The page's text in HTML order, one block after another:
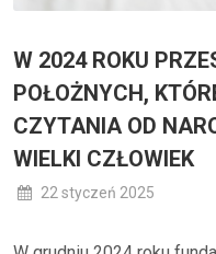
W 2024 ROKU
POŁOŻNYCH,
CZYTANIA OD
WIELKI CZŁOWIEK
22 styczeń 2025